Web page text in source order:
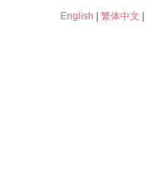
English 繁体中文